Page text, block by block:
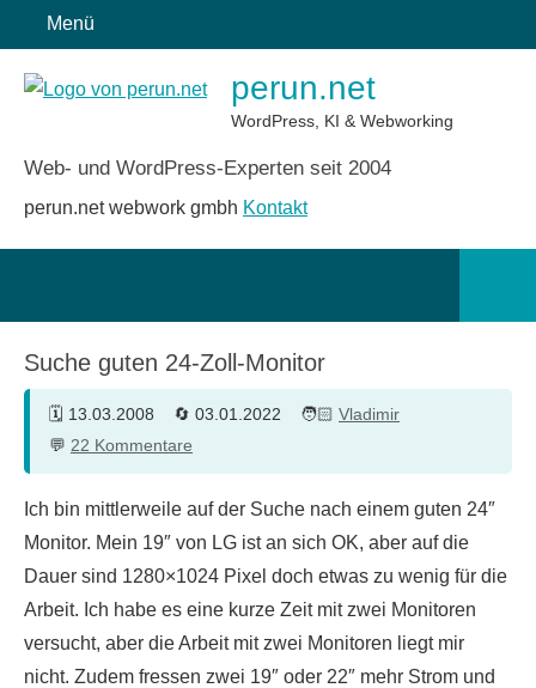
Inhalt
springen
Menü
perun.net
WordPress, KI & Webworking
Web- und WordPress-Experten seit 2004
perun.net webwork gmbh Kontakt
Suche guten 24-Zoll-Monitor
13.03.2008 03.01.2022
Vladimir
22 Kommentare
Ich bin mittlerweile auf der Suche nach einem guten 24″
Monitor. Mein 19″ von LG ist an sich OK, aber auf die
Dauer sind 1280×1024 Pixel doch etwas zu wenig für die
Arbeit. Ich habe es eine kurze Zeit mit zwei Monitoren
versucht, aber die Arbeit mit zwei Monitoren liegt mir
nicht. Zudem fressen zwei 19″ oder 22″ mehr Strom und